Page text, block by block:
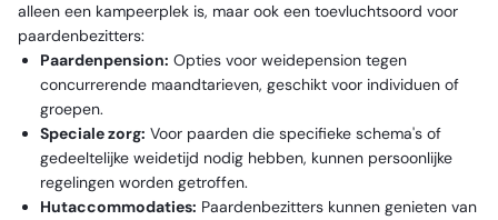
alleen een kampeerplek is, maar ook een toevluchtsoord voor
paardenbezitters:
Paardenpension: Opties voor weidepension tegen
concurrerende maandtarieven, geschikt voor individuen of
groepen.
Speciale zorg: Voor paarden die specifieke schema's of
gedeeltelijke weidetijd nodig hebben, kunnen persoonlijke
regelingen worden getroffen.
Hutaccommodaties: Paardenbezitters kunnen genieten van